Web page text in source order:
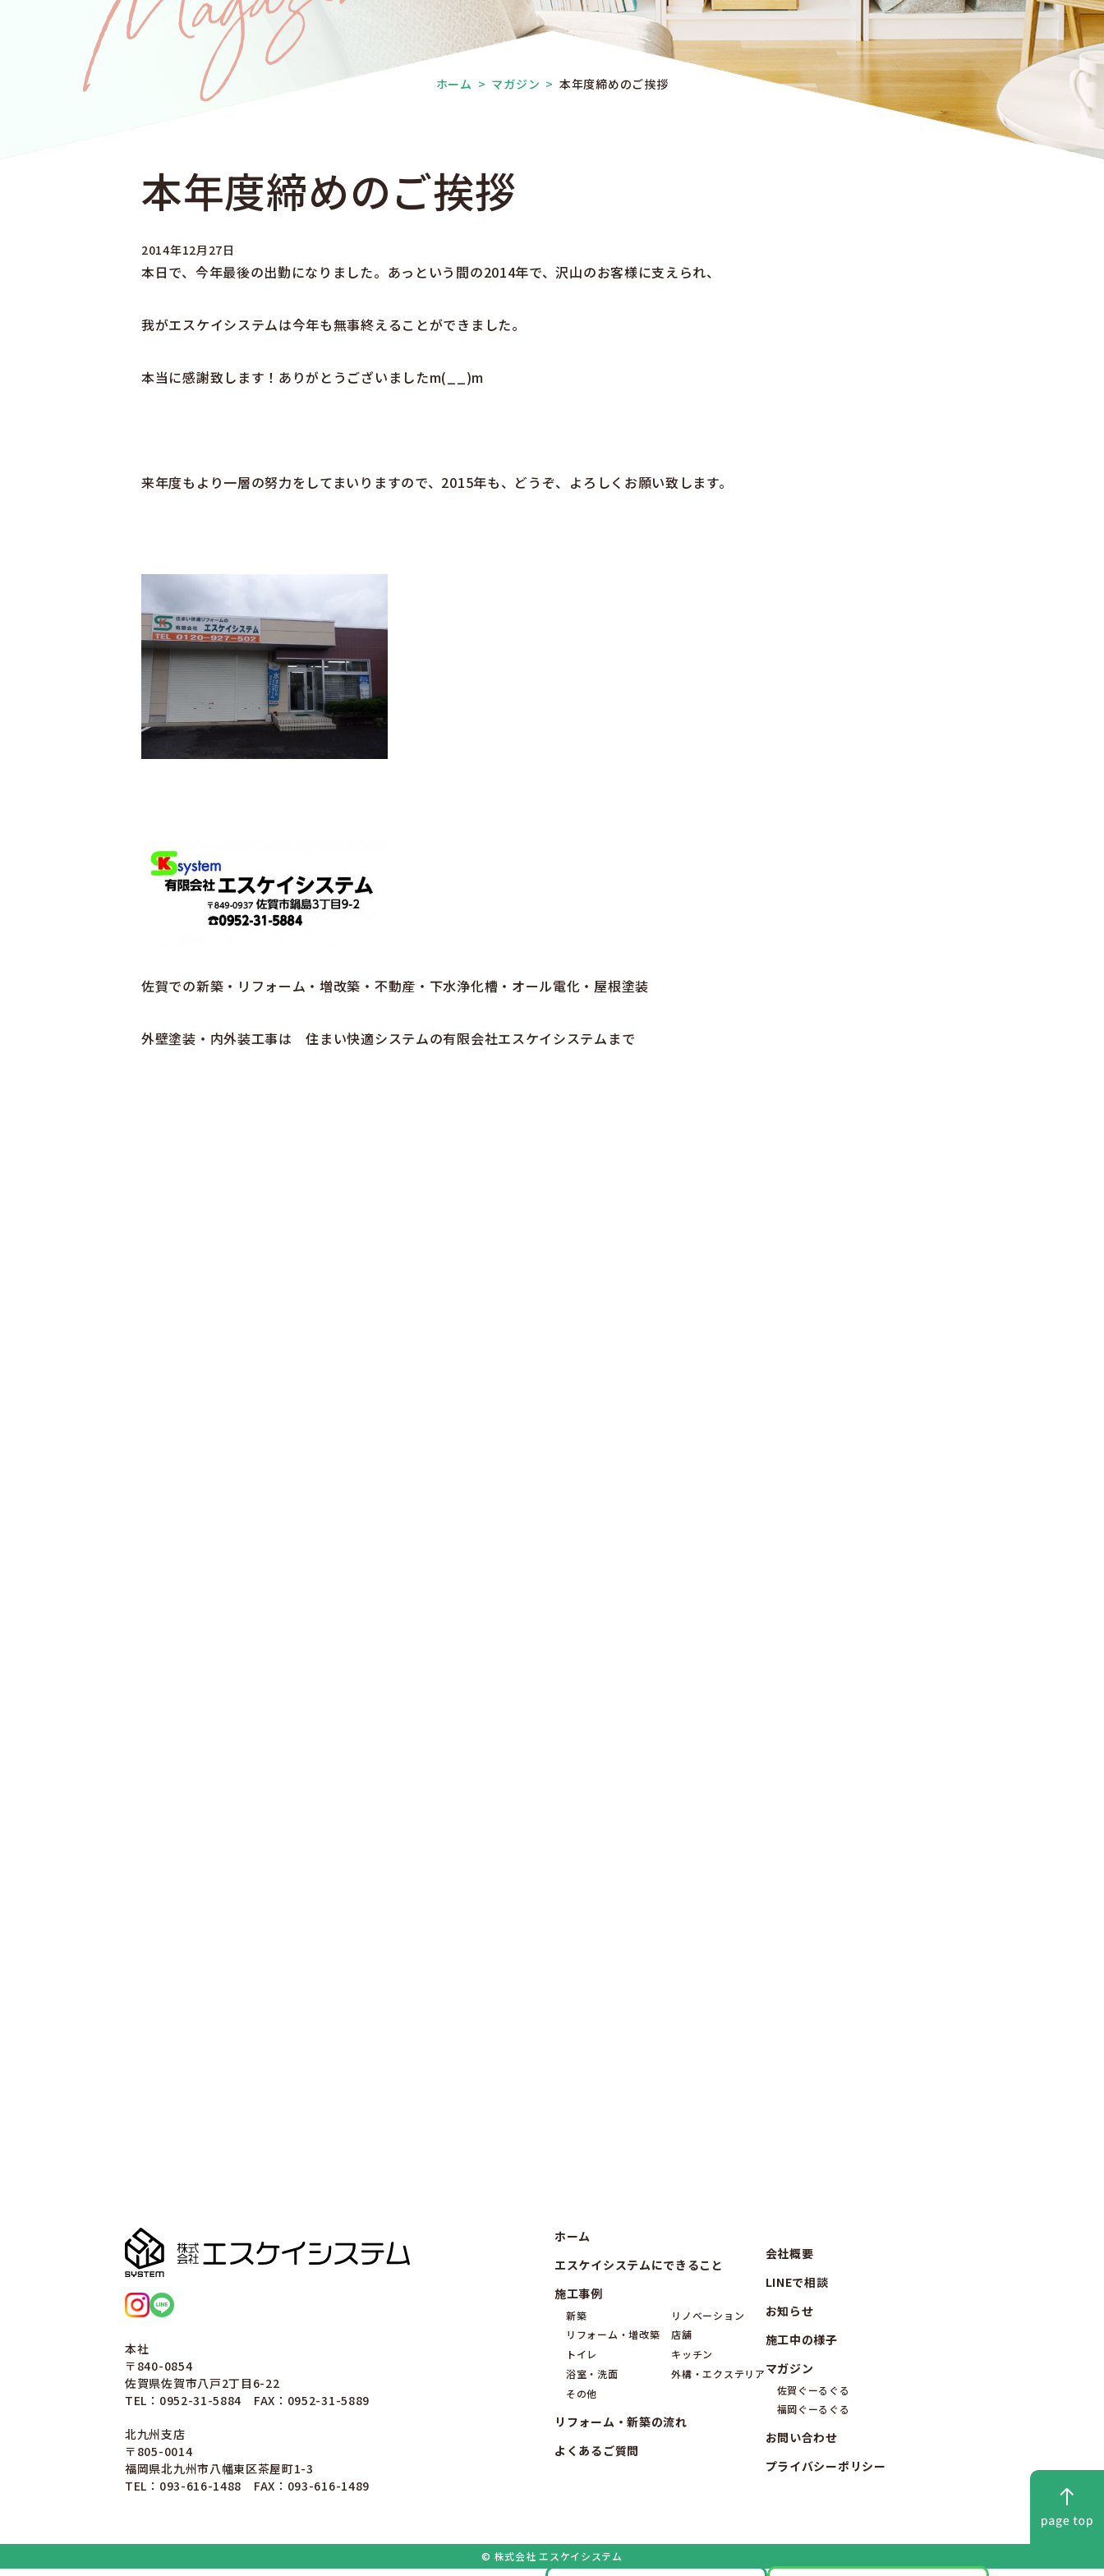
ホーム > マガジン > 本年度締めのご挨拶
本年度締めのご挨拶
2014年12月27日
本日で、今年最後の出勤になりました。あっという間の2014年で、沢山のお客様に支えられ、
我がエスケイシステムは今年も無事終えることができました。
本当に感謝致します！ありがとうございましたm(__)m
来年度もより一層の努力をしてまいりますので、2015年も、どうぞ、よろしくお願い致します。
佐賀での新築・リフォーム・増改築・不動産・下水浄化槽・オール電化・屋根塗装
外壁塗装・内外装工事は 住まい快適システムの有限会社エスケイシステムまで
本社
〒840-0854
佐賀県佐賀市八戸2丁目6-22
TEL：0952-31-5884 FAX：0952-31-5889
北九州支店
〒805-0014
福岡県北九州市八幡東区茶屋町1-3
TEL：093-616-1488 FAX：093-616-1489
ホーム
エスケイシステムにできること
施工事例
新築
リフォーム・増改築
トイレ
浴室・洗面
その他
リノベーション
店舗
キッチン
外構・エクステリア
リフォーム・新築の流れ
よくあるご質問
会社概要
LINEで相談
お知らせ
施工中の様子
マガジン
佐賀ぐーるぐる
福岡ぐーるぐる
お問い合わせ
プライバシーポリシー
© 株式会社 エスケイシステム